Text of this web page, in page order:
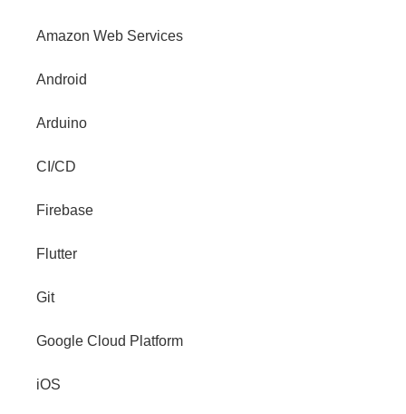
Amazon Web Services
Android
Arduino
CI/CD
Firebase
Flutter
Git
Google Cloud Platform
iOS